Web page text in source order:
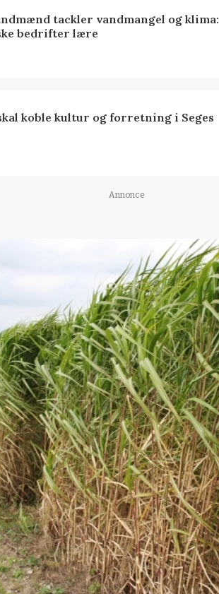
tackler vandmangel og klima:
bedrifter lære
koble kultur og forretning i Seges
Annonce